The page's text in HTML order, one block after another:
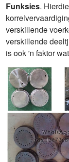
Funksies.
verskillende
verskillende
is ook 'n faktor